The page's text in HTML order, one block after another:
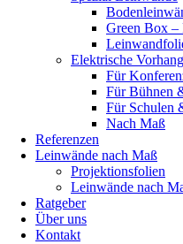
Green Box –
Elektrische
Für
Für Bühnen
Für Schulen
Nach Maß
Referenzen
Leinwände nach Maß
Projektionsfolien
Leinwände nach
Ratgeber
Über uns
Kontakt